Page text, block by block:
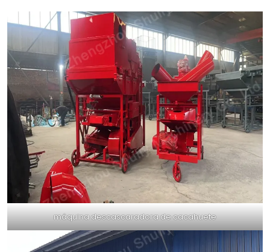
máquina descascaradora de cacahuete